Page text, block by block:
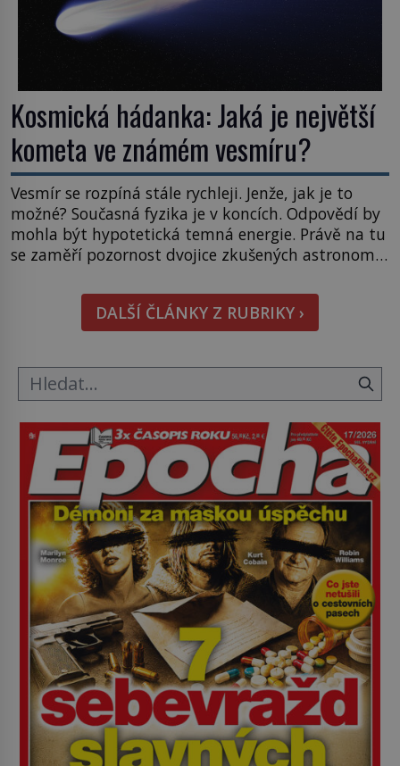
Kosmická hádanka: Jaká je největší
kometa ve známém vesmíru?
Vesmír se rozpíná stále rychleji. Jenže, jak je to
možné? Současná fyzika je v koncích. Odpovědí by
mohla být hypotetická temná energie. Právě na tu
se zaměří pozornost dvojice zkušených astronomů.
hmatatelnějšího. Naprosto rekordní kometu!
Astronomové Pedro Bernardinelli a Gary Bernstein
mravenčí prací zkoumají archivní snímky v rámci
DALŠÍ ČLÁNKY Z RUBRIKY ›